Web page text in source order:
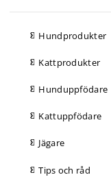
Hundprodukter
Kattprodukter
Hunduppfödare
Kattuppfödare
Jägare
Tips och råd